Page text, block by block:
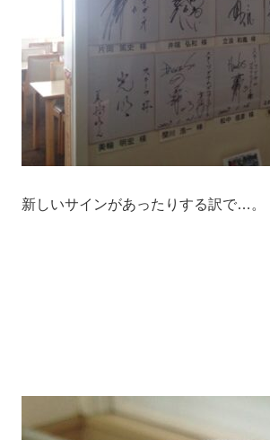
新しいサインがあったりする訳で…。